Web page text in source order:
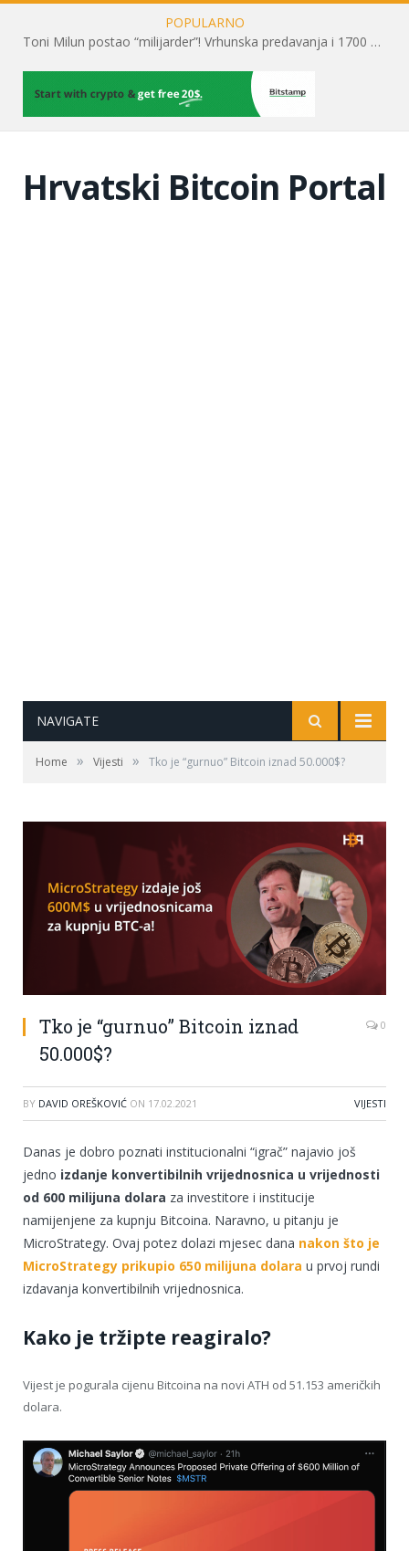
POPULARNO
Toni Milun postao “milijarder”! Vrhunska predavanja i 1700 posjetitelja obilježili su mjesec financijske pismenosti
Hrvatski Bitcoin Portal
NAVIGATE
Home » Vijesti » Tko je “gurnuo” Bitcoin iznad 50.000$?
Tko je “gurnuo” Bitcoin iznad
50.000$?
0
BY DAVID OREŠKOVIĆ ON 17.02.2021 VIJESTI
Danas je dobro poznati institucionalni “igrač” najavio još
jedno izdanje konvertibilnih vrijednosnica u vrijednosti
od 600 milijuna dolara za investitore i institucije
namijenjene za kupnju Bitcoina. Naravno, u pitanju je
MicroStrategy. Ovaj potez dolazi mjesec dana nakon što je
MicroStrategy prikupio 650 milijuna dolara u prvoj rundi
izdavanja konvertibilnih vrijednosnica.
Kako je tržipte reagiralo?
Vijest je pogurala cijenu Bitcoina na novi ATH od 51.153 američkih
dolara.